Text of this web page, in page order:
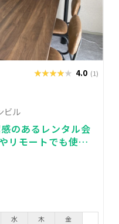
★★★★★
★★★★★ 4.0 (1)
ビル
のあるレンタル会
リモートでも使え
水
木
金